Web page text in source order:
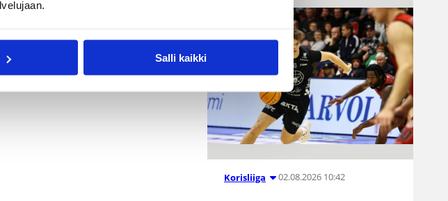
Salli kaikki
Korisliiga 02.08.2026 10:42